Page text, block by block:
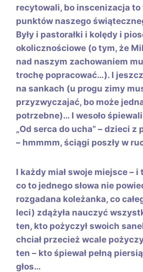
recytowali, bo inscenizacja to
punktów naszego
Były i pastorałki i kolędy i
okolicznościowe (o tym, że
nad naszym zachowaniem
trochę popracować…). I
na sankach (u progu zimy
przyzwyczajać, bo może
potrzebne)… I wesoło
„Od serca do ucha” – dzieci z
– hmmmm, ściągi poszły w
I każdy miał swoje miejsce – i
co to jednego słowa nie
rozgadana koleżanka, co
leci) zdążyła nauczyć
ten, kto pożyczył swoich
chciał przecież wcale
ten – kto śpiewał pełną
głos…